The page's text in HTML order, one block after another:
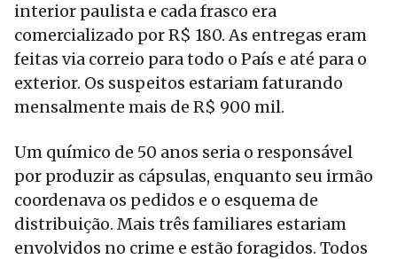
interior paulista e cada frasco era
comercializado por R$ 180. As entregas eram
feitas via correio para todo o País e até para o
exterior. Os suspeitos estariam faturando
mensalmente mais de R$ 900 mil.
Um químico de 50 anos seria o responsável
por produzir as cápsulas, enquanto seu irmão
coordenava os pedidos e o esquema de
distribuição. Mais três familiares estariam
envolvidos no crime e estão foragidos. Todos